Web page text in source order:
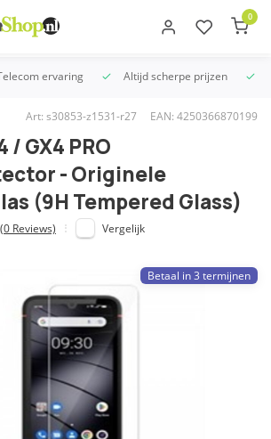
0
ervaring Altijd scherpe prijzen
Art: s30853-z1531-r27 EAN: 4250366870199
/ GX4 PRO
- Originele
(9H Tempered Glass)
Reviews) Vergelijk
Betaal in 3 termijnen